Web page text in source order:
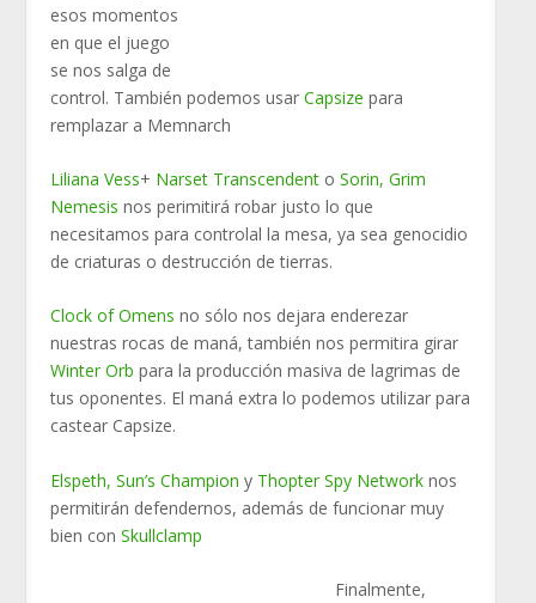
esos momentos
en que el juego
se nos salga de
control. También podemos usar Capsize para
remplazar a Memnarch
Liliana Vess+ Narset Transcendento Sorin, Grim
Nemesis nos perimitirá robar justo lo que
necesitamos para controlal la mesa, ya sea genocidio
de criaturas o destrucción de tierras.
Clock of Omens no sólo nos dejara enderezar
nuestras rocas de maná, también nos permitira girar
Winter Orb para la producción masiva de lagrimas de
tus oponentes. El maná extra lo podemos utilizar para
castear Capsize.
Elspeth, Sun’s Champion y Thopter Spy Networknos
permitirán defendernos, además de funcionar muy
bien con Skullclamp
Finalmente,